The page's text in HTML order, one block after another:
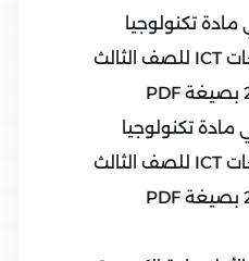
تكنولوجيا
المعلومات والاتصالات لغات ICT للصف الثالث
مادة تكنولوجيا
المعلومات والاتصالات لغات ICT للصف الثالث